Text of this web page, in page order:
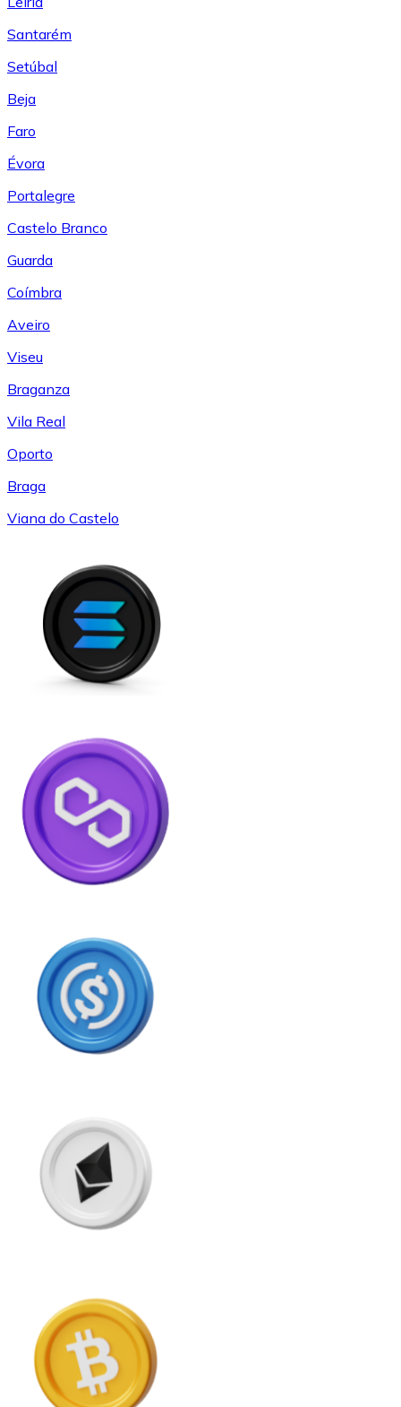
Santarém
Setúbal
Beja
Faro
Évora
Portalegre
Castelo Branco
Guarda
Coímbra
Aveiro
Viseu
Braganza
Vila Real
Oporto
Braga
Viana do Castelo